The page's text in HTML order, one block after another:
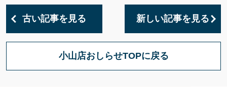
古い記事を見る 新しい記事を見る
小山店おしらせTOPに戻る